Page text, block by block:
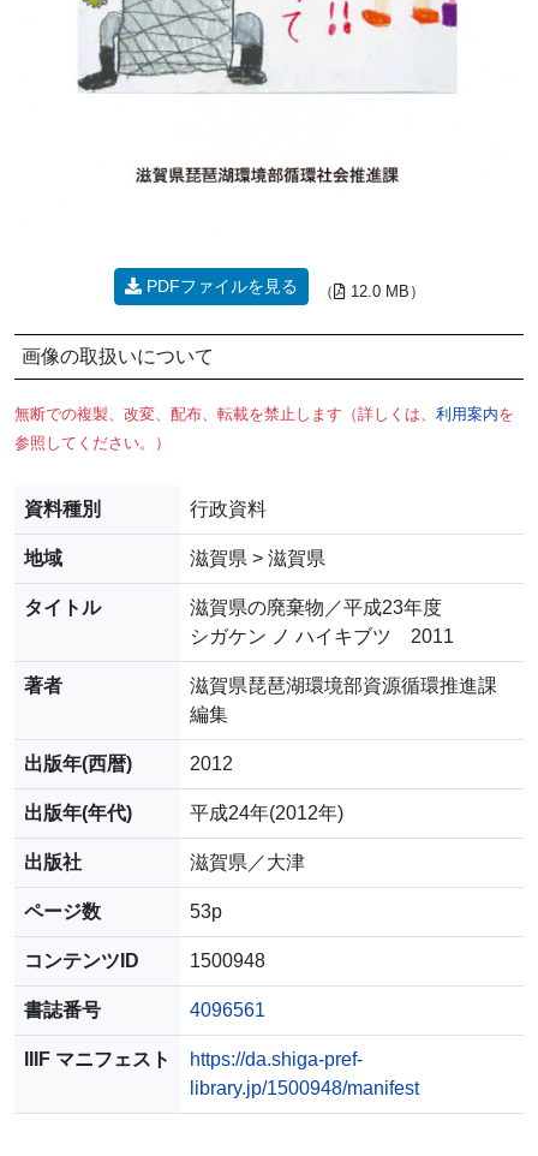
PDFファイルを見る （ 12.0 MB）
画像の取扱いについて
無断での複製、改変、配布、転載を禁止します（詳しくは、 利用案内を
参照してください。）
資料種別 行政資料
地域 滋賀県 > 滋賀県
タイトル
滋賀県の廃棄物／平成23年度
シガケン ノ ハイキブツ 2011
著者
滋賀県琵琶湖環境部資源循環推進課
編集
出版年(西暦) 2012
出版年(年代) 平成24年(2012年)
出版社 滋賀県／大津
ページ数 53p
コンテンツID 1500948
書誌番号 4096561
IIIF マニフェスト
https://da.shiga-pref-
library.jp/1500948/manifest